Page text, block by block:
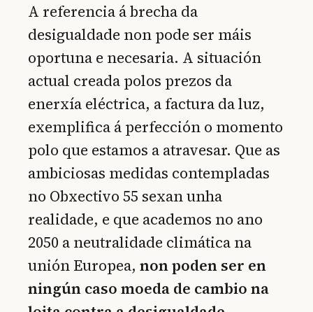
A referencia á brecha da
desigualdade non pode ser máis
oportuna e necesaria. A situación
actual creada polos prezos da
enerxía eléctrica, a factura da luz,
exemplifica á perfección o momento
polo que estamos a atravesar. Que as
ambiciosas medidas contempladas
no Obxectivo 55 sexan unha
realidade, e que academos no ano
2050 a neutralidade climática na
unión Europea, non poden ser en
ningún caso moeda de cambio na